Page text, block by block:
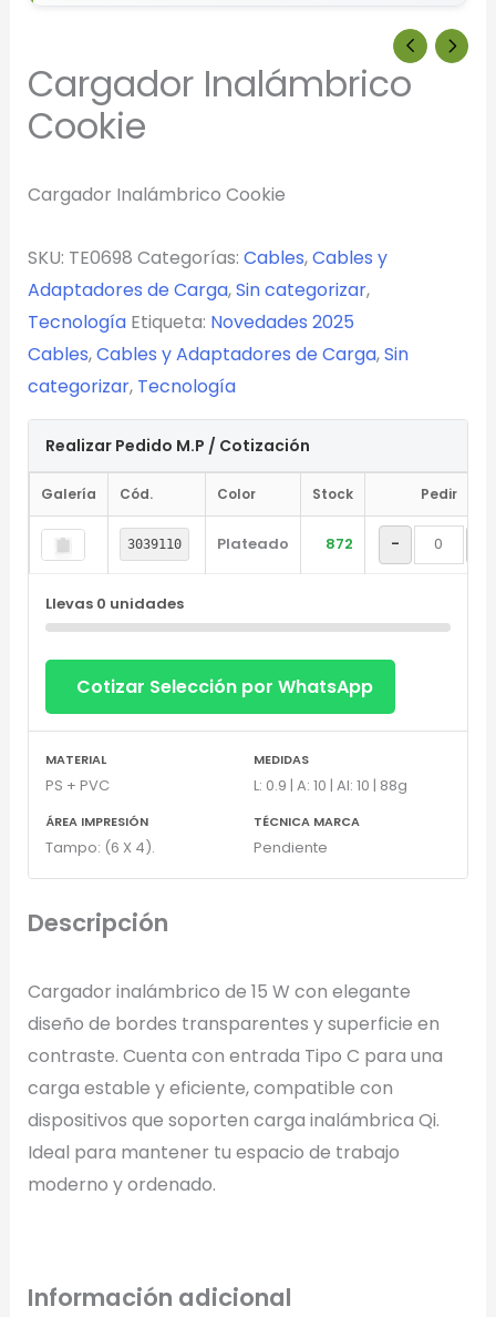
Diseñador de Vistas Previas
con IA
Arrastra y suelta tu logotipo aquí
Formatos: PNG, JPG, SVG (Max. 5MB). Se recomienda fondo
transparente.
Selecciona el estilo de marcado:
Una Tinta
Marcado en un solo color plano (ideal serigrafía/grabado).
Full Color
Conserva los colores originales de tu logotipo.
Cargador Inalámbrico
Cookie
Cargador Inalámbrico Cookie
SKU: TE0698 Categorías: Cables,Cables y
Adaptadores de Carga,Sin categorizar,
Tecnología Etiqueta: Novedades 2025
Cables,Cables y Adaptadores de Carga,Sin
categorizar, Tecnología
Realizar Pedido M.P / Cotización
Galería Cód. Color Stock Pedir
3039110 Plateado 872 -
Llevas 0 unidades
Cotizar Selección por WhatsApp
MATERIAL
PS + PVC
MEDIDAS
L: 0.9 | A: 10 | Al: 10 | 88g
ÁREA IMPRESIÓN
Tampo: (6 X 4).
TÉCNICA MARCA
Pendiente
Descripción
Cargador inalámbrico de 15 W con elegante
diseño de bordes transparentes y superficie en
contraste. Cuenta con entrada Tipo C para una
carga estable y eficiente, compatible con
dispositivos que soporten carga inalámbrica Qi.
Ideal para mantener tu espacio de trabajo
moderno y ordenado.
Información adicional